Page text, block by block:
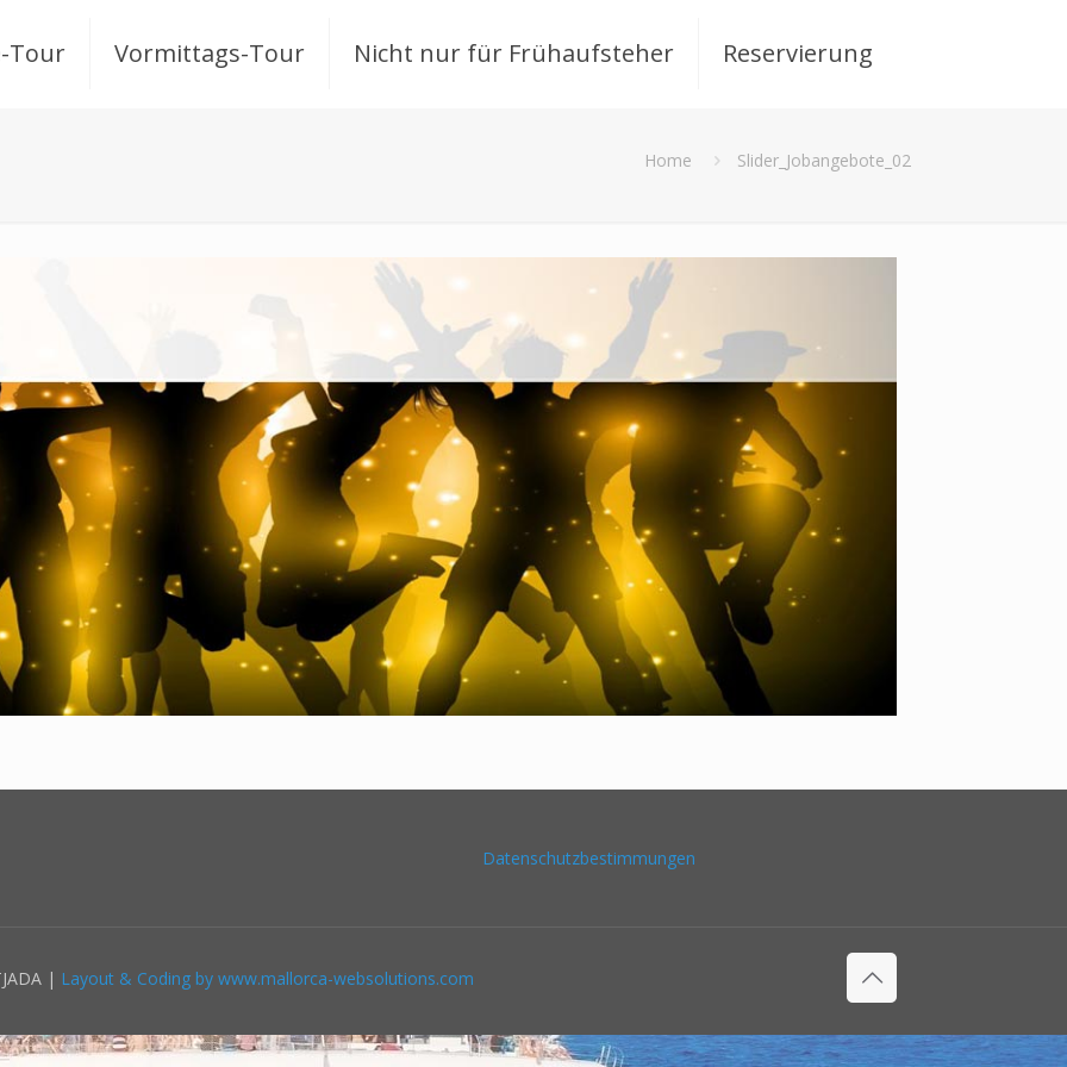
Tour Vormittags-Tour Nicht nur für Frühaufsteher Reservierung
Home Slider_Jobangebote_02
Datenschutzbestimmungen
| Layout & Coding by www.mallorca-websolutions.com